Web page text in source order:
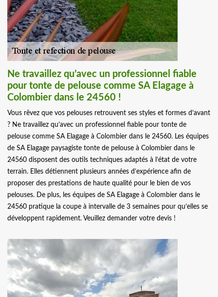
Ne travaillez qu’avec un professionnel fiable
pour tonte de pelouse comme SA Elagage à
Colombier dans le 24560 !
Vous rêvez que vos pelouses retrouvent ses styles et formes d’avant
? Ne travaillez qu’avec un professionnel fiable pour tonte de
pelouse comme SA Elagage à Colombier dans le 24560. Les équipes
de SA Elagage paysagiste tonte de pelouse à Colombier dans le
24560 disposent des outils techniques adaptés à l’état de votre
terrain. Elles détiennent plusieurs années d’expérience afin de
proposer des prestations de haute qualité pour le bien de vos
pelouses. De plus, les équipes de SA Elagage à Colombier dans le
24560 pratique la coupe à intervalle de 3 semaines pour qu’elles se
développent rapidement. Veuillez demander votre devis !